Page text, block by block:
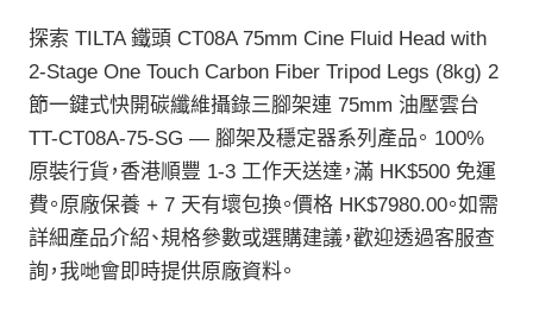
探索 TILTA 鐵頭 CT08A 75mm Cine Fluid Head with
2-Stage One Touch Carbon Fiber Tripod Legs (8kg) 2
節一鍵式快開碳纖維攝錄三腳架連 75mm 油壓雲台
TT-CT08A-75-SG — 腳架及穩定器系列產品。 100%
原裝行貨，香港順豐 1-3 工作天送達，滿 HK$500 免運
費。原廠保養 + 7 天有壞包換。價格 HK$7980.00。如需
詳細產品介紹、規格參數或選購建議，歡迎透過客服查
詢，我哋會即時提供原廠資料。